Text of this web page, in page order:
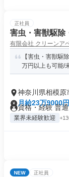
正社員
害虫・害獣駆除
有限会社 クリーンア
【害虫・害獣駆
万円以上も可能/
神奈川県相模原
月給23万9000
資格・経験 普
業界未経験歓迎
NEW 正社員